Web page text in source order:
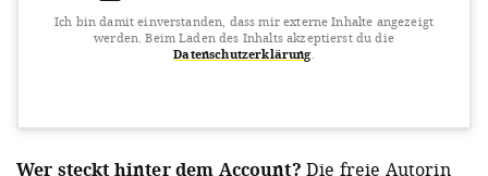
Ich bin damit einverstanden, dass mir externe Inhalte angezeigt
werden. Beim Laden des Inhalts akzeptierst du die
Datenschutzerklärung
Wer steckt hinter dem Account? Die freie Autorin